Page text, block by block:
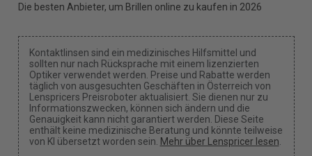
Die besten Anbieter, um Brillen online zu kaufen in 2026
Kontaktlinsen sind ein medizinisches Hilfsmittel und
sollten nur nach Rücksprache mit einem lizenzierten
Optiker verwendet werden. Preise und Rabatte werden
täglich von ausgesuchten Geschäften in Österreich von
Lenspricers Preisroboter aktualisiert. Sie dienen nur zu
Informationszwecken, können sich ändern und die
Genauigkeit kann nicht garantiert werden. Diese Seite
enthält keine medizinische Beratung und könnte teilweise
von KI übersetzt worden sein. Mehr über Lenspricer lesen.